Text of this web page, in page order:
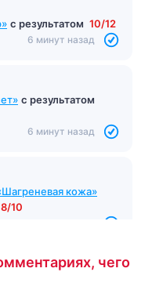
с результатом 10/12
6 минут назад
с результатом
6 минут назад
кожа»
8/10
чего